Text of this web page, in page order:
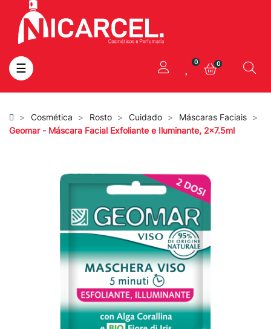
Toggle
navigation
☰ 0 0
Cosmética Rosto Cuidado
Máscaras Faciais
Geomar - Máscara Facial Exfoliante e Iluminante, 2x7.5ml